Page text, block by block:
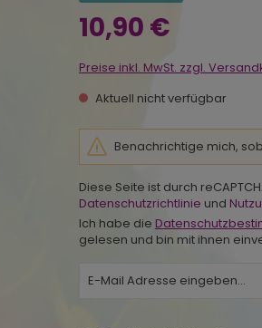
Regulärer Preis:
10,90 €
Preise inkl. MwSt. zzgl.
Aktuell nicht verfügbar
Benachrichtige mich,
Diese Seite ist durch
Datenschutzrichtlinie und
Ich habe die
gelesen und bin mit ihnen